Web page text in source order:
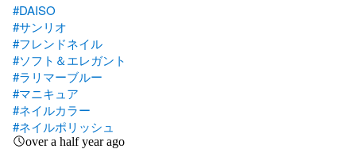
#DAISO
#サンリオ
#フレンドネイル
#ソフト＆エレガント
#ラリマーブルー
#マニキュア
#ネイルカラー
#ネイルポリッシュ
over a half year ago